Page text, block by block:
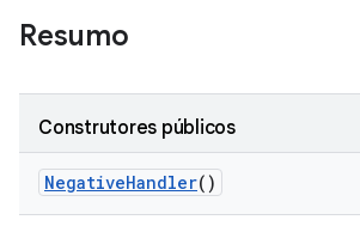
Resumo
Construtores públicos
NegativeHandler()